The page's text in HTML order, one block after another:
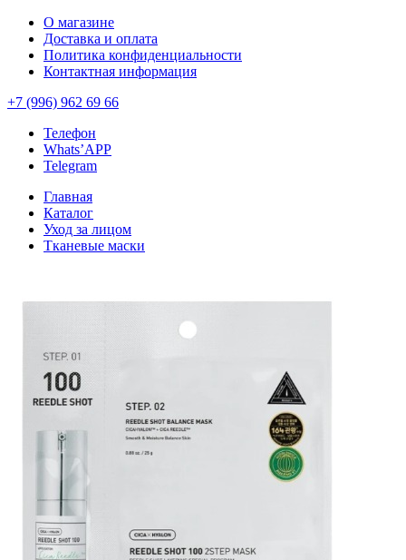
О магазине
Доставка и оплата
Политика конфиденциальности
Контактная информация
+7 (996) 962 69 66
Телефон
Whats’APP
Telegram
Главная
Каталог
Уход за лицом
Тканевые маски